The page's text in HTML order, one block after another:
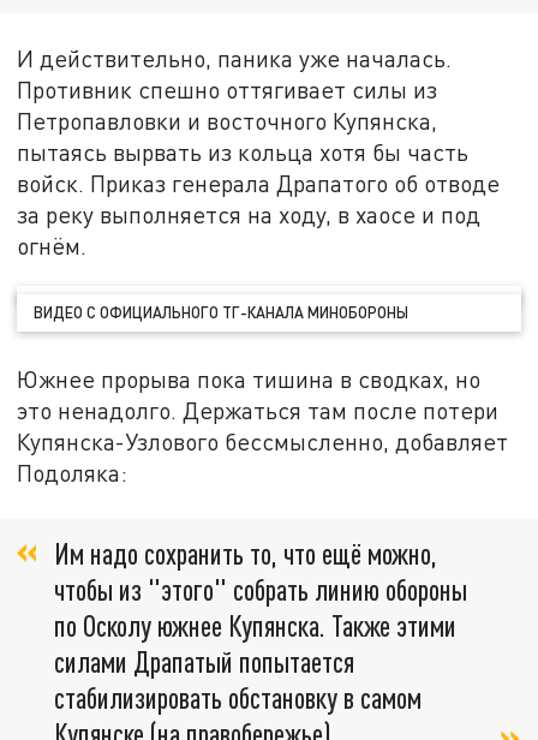
И действительно, паника уже началась.
Противник спешно оттягивает силы из
Петропавловки и восточного Купянска,
пытаясь вырвать из кольца хотя бы часть
войск. Приказ генерала Драпатого об отводе
за реку выполняется на ходу, в хаосе и под
огнём.
ВИДЕО С ОФИЦИАЛЬНОГО ТГ-КАНАЛА МИНОБОРОНЫ
Южнее прорыва пока тишина в сводках, но
это ненадолго. Держаться там после потери
Купянска-Узлового бессмысленно, добавляет
Подоляка:
Им надо сохранить то, что ещё можно,
чтобы из "этого" собрать линию обороны
по Осколу южнее Купянска. Также этими
силами Драпатый попытается
стабилизировать обстановку в самом